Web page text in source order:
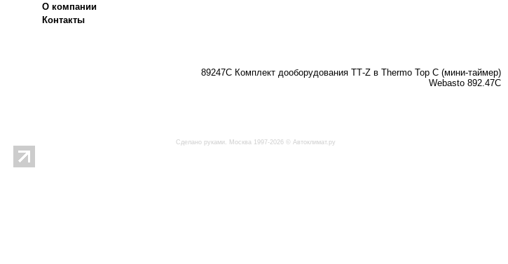
О компании
Контакты
89247C Комплект дооборудования ТТ-Z в Thermo Top C (мини-таймер)
Webasto 892.47C
Сделано руками. Москва 1997-2026 © Автоклимат.ру